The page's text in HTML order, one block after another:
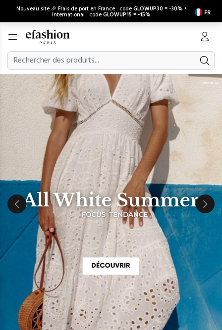
Nouveau site 🎉 Frais de port en France : codeGLOWUP30 = -30% •
International : codeGLOWUP15 = -15% FR